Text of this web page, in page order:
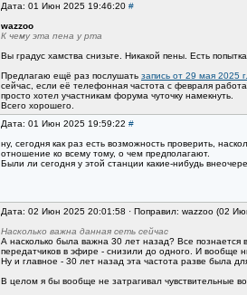
Дата: 01 Июн 2025 19:46:20 #
wazzoo
К чему эта пена у рта
Вы градус хамства снизьте. Никакой пены. Есть
Предлагаю ещё раз послушать запись от 29 мая 2025 г.
сейчас, если её телефонная частота с февраля
просто хотел участникам форума чуточку намекнуть.
Всего хорошего.
Дата: 01 Июн 2025 19:59:22 #
ну, сегодня как раз есть возможность проверить,
отношение ко всему тому, о чем предполагают.
Были ли сегодня у этой станции какие-нибудь
Дата: 02 Июн 2025 20:01:58 · Поправил: wazzoo (02
Насколько важна данная сеть сейчас
А насколько была важна 30 лет назад? Все
передатчиков в эфире - снизили до одного. И вообще
Ну и главное - 30 лет назад эта частота разве была
В целом я бы вообще не затрагивал чувствительные